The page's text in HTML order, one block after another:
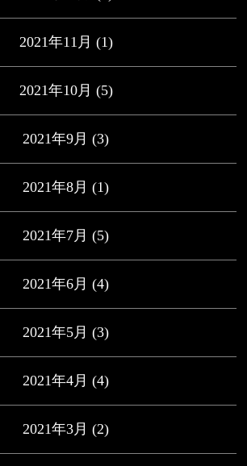
2021年11月 (1)
2021年10月 (5)
2021年9月 (3)
2021年8月 (1)
2021年7月 (5)
2021年6月 (4)
2021年5月 (3)
2021年4月 (4)
2021年3月 (2)